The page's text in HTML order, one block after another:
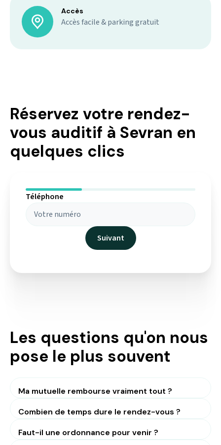
Accès
Accès facile & parking gratuit
Réservez votre rendez-
vous auditif à Sevran en
quelques clics
Téléphone
Prénom
Les questions qu'on nous
pose le plus souvent
Ma mutuelle rembourse vraiment tout ?
Combien de temps dure le rendez-vous ?
Faut-il une ordonnance pour venir ?